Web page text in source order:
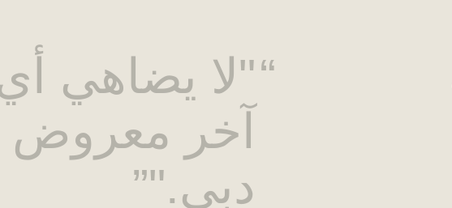
"لا يضاهي
آخر
دبي."